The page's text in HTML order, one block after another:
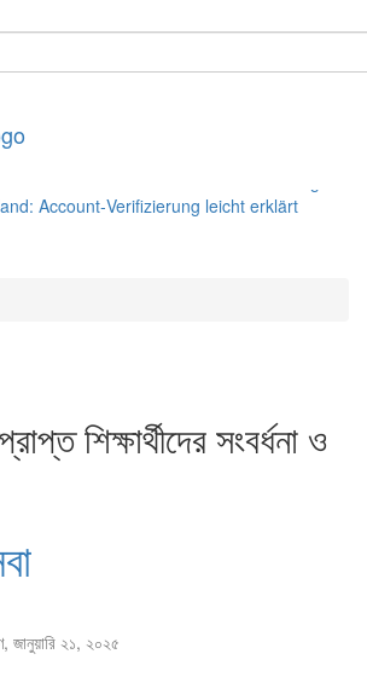
und Methoden für deutsche Spieler
Account‑Verifizierung leicht erklärt
শিক্ষার্থীদের সংবর্ধনা ও
জানুয়ারি ২১, ২০২৫